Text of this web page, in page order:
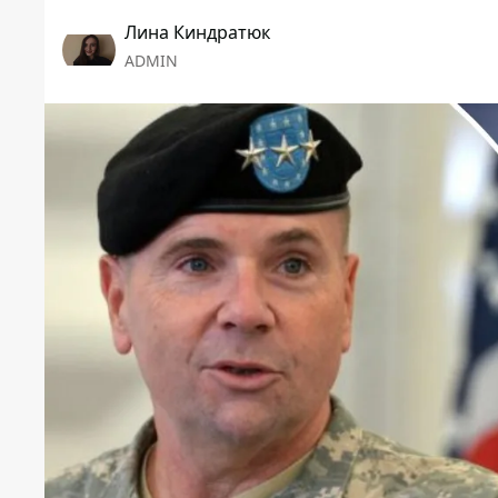
Лина Киндратюк
ADMIN